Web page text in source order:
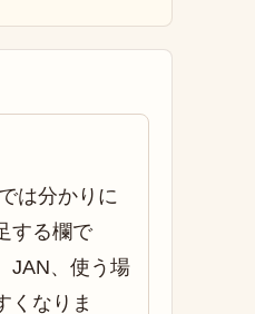
は分かりに
する欄で
JAN、使う場
くなりま